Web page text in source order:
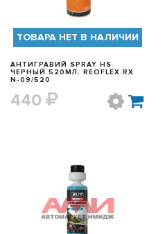
ТОВАРА НЕТ В НАЛИЧИИ
АНТИГРАВИЙ SPRAY HS
ЧЕРНЫЙ 520МЛ. REOFLEX RX
N-09/520
440
БЫСТРЫЙ ПРОСМОТР